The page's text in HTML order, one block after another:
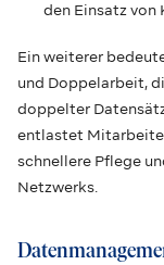
den Einsatz von
Ein weiterer
und Doppelarbeit,
doppelter
entlastet
schnellere Pflege
Netzwerks.